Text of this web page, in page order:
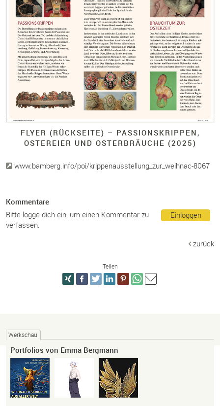
FLYER (RÜCKSEITE) – PASSIONSKRIPPEN,
OSTEREIER UND OSTERBRÄUCHE (2025)
www.bamberg.info/poi/krippenausstellung_zur_weihnac-8067
Kommentare
Einloggen
Bitte logge dich ein, um einen Kommentar zu
verfassen.
zurück
Teilen
Werkschau
Portfolios von Emma Bergmann